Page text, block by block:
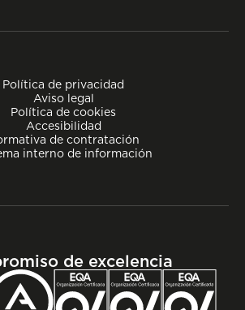
Política de privacidad
Aviso legal
Política de cookies
Accesibilidad
de contratación
interno de información
de excelencia